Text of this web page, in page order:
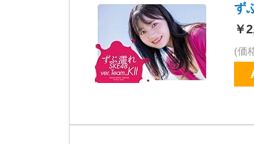
ず
￥
(価